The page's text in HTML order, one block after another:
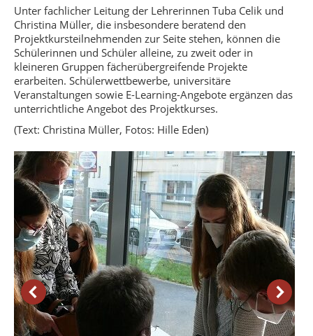
Unter fachlicher Leitung der Lehrerinnen Tuba Celik und
Christina Müller, die insbesondere beratend den
Projektkursteilnehmenden zur Seite stehen, können die
Schülerinnen und Schüler alleine, zu zweit oder in
kleineren Gruppen fächerübergreifende Projekte
erarbeiten. Schülerwettbewerbe, universitäre
Veranstaltungen sowie E-Learning-Angebote ergänzen das
unterrichtliche Angebot des Projektkurses.
(Text: Christina Müller, Fotos: Hille Eden)